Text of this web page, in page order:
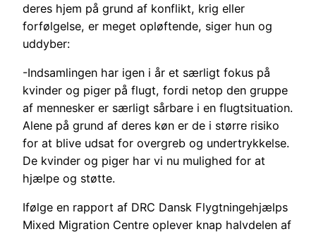
deres hjem på grund af konflikt, krig eller
forfølgelse, er meget opløftende, siger hun og
uddyber:
-Indsamlingen har igen i år et særligt fokus på
kvinder og piger på flugt, fordi netop den gruppe
af mennesker er særligt sårbare i en flugtsituation.
Alene på grund af deres køn er de i større risiko
for at blive udsat for overgreb og undertrykkelse.
De kvinder og piger har vi nu mulighed for at
hjælpe og støtte.
Ifølge en rapport af DRC Dansk Flygtningehjælps
Mixed Migration Centre oplever knap halvdelen af